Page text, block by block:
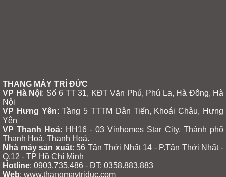
THANG MÁY TRÍ ĐỨC
VP Hà Nội: Số 6 TT 31, KĐT Văn Phú, Phú La, Hà Đông, Hà
Nội
VP Hưng Yên: Tầng 5 TTTM Dân Tiến, Khoái Châu, Hưng
Yên
VP Thanh Hoá: HH16 - 03 Vinhomes Star City, Thành phố
Thanh Hoá, Thanh Hoá.
Nhà máy sản xuất: 56 Tân Thới Nhất 14 - P.Tân Thới Nhất -
Q.12 - TP Hồ Chí Minh
Hotline: 0903.735.486 - ĐT: 0358.883.883
Web: www.thangmaytriduc.com